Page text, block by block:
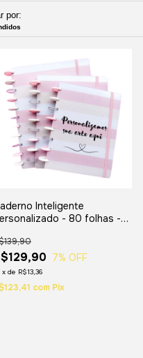
por:
Inteligente
- 80 folhas -
7% OFF
x de R$13,36
com Pix